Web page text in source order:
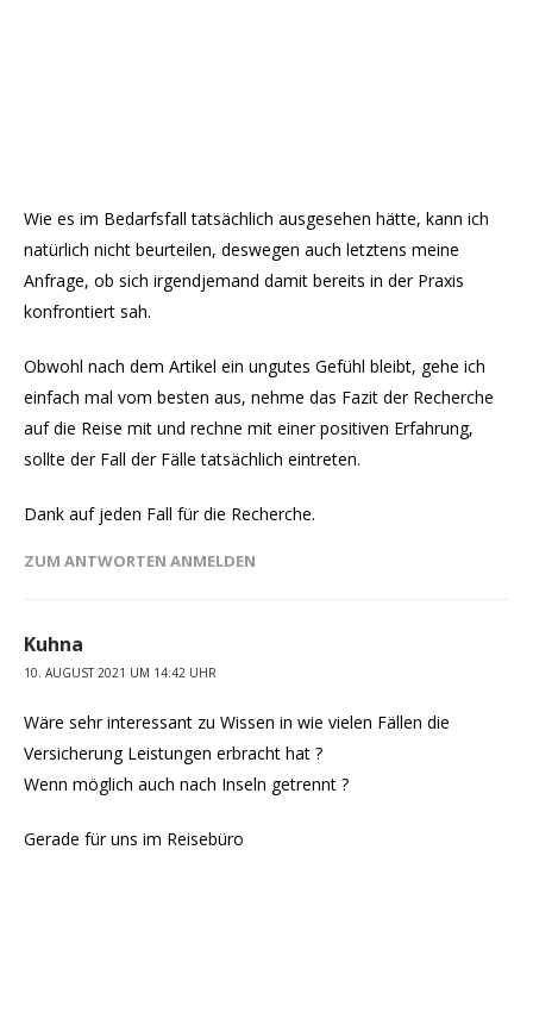
Wie es im Bedarfsfall tatsächlich ausgesehen hätte, kann ich
natürlich nicht beurteilen, deswegen auch letztens meine
Anfrage, ob sich irgendjemand damit bereits in der Praxis
konfrontiert sah.
Obwohl nach dem Artikel ein ungutes Gefühl bleibt, gehe ich
einfach mal vom besten aus, nehme das Fazit der Recherche
auf die Reise mit und rechne mit einer positiven Erfahrung,
sollte der Fall der Fälle tatsächlich eintreten.
Dank auf jeden Fall für die Recherche.
ZUM ANTWORTEN ANMELDEN
Kuhna
10. AUGUST 2021 UM 14:42 UHR
Wäre sehr interessant zu Wissen in wie vielen Fällen die
Versicherung Leistungen erbracht hat ?
Wenn möglich auch nach Inseln getrennt ?
Gerade für uns im Reisebüro